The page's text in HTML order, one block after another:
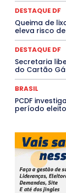
TÁ
DESTAQUE DF
Queima de
eleva risco
DESTAQUE DF
Secretaria
do Cartão
BRASIL
PCDF
período